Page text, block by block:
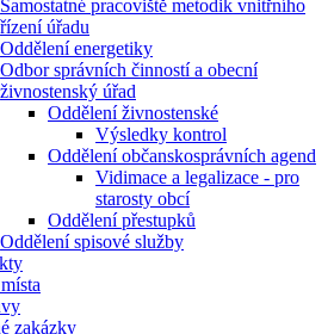
Samostatné pracoviště metodik vnitřního
řízení úřadu
Oddělení energetiky
Odbor správních činností a obecní
živnostenský úřad
Oddělení živnostenské
Výsledky kontrol
Oddělení občanskosprávních agend
Vidimace a legalizace - pro
starosty obcí
Oddělení přestupků
Oddělení spisové služby
zakázky